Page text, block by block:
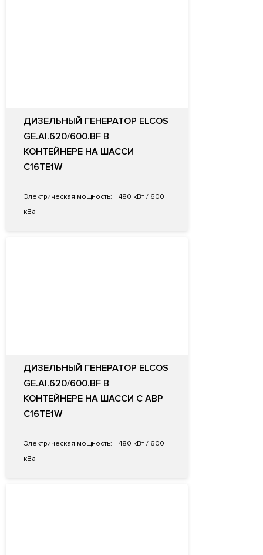
ДИЗЕЛЬНЫЙ ГЕНЕРАТОР ELCOS
GE.AI.620/600.BF В
КОНТЕЙНЕРЕ НА ШАССИ
C16TE1W
Электрическая мощность:
480 кВт / 600
кВа
ДИЗЕЛЬНЫЙ ГЕНЕРАТОР ELCOS
GE.AI.620/600.BF В
КОНТЕЙНЕРЕ НА ШАССИ С АВР
C16TE1W
Электрическая мощность:
480 кВт / 600
кВа